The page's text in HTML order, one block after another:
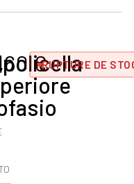
€RUPTURE DE